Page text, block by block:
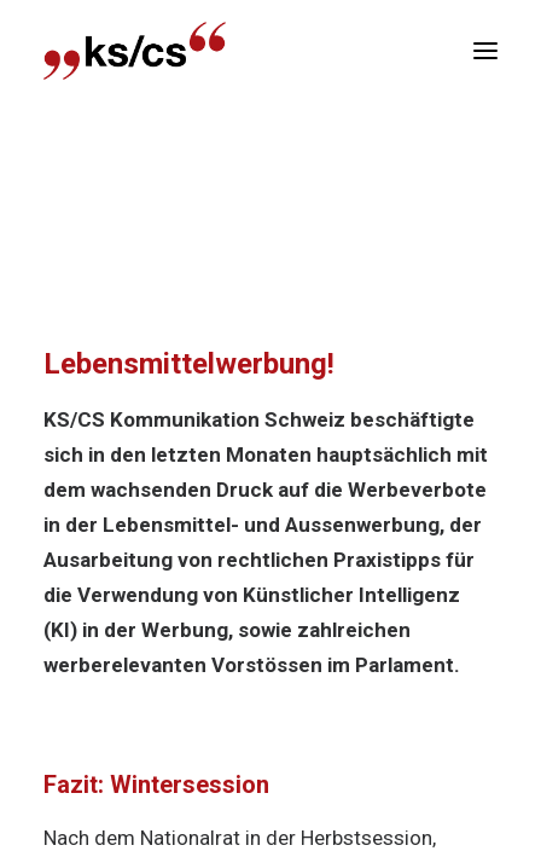
Lebensmittelwerbung!
KS/CS Kommunikation Schweiz beschäftigte
sich in den letzten Monaten hauptsächlich mit
dem wachsenden Druck auf die Werbeverbote
in der Lebensmittel- und Aussenwerbung, der
Ausarbeitung von rechtlichen Praxistipps für
die Verwendung von Künstlicher Intelligenz
(KI) in der Werbung, sowie zahlreichen
werberelevanten Vorstössen im Parlament.
Fazit: Wintersession
Nach dem Nationalrat in der Herbstsession,